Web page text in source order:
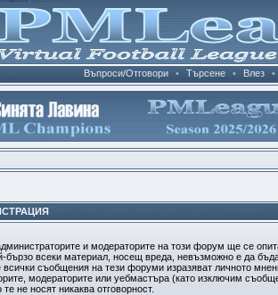
Въпроси/Отговори • Търсене • Влез •
и модераторите на този форум ще се
бързо всеки материал, носещ вреда, невъзможно е да
всички съобщения на тези форуми изразяват личното
модераторите или уебмастъра (като изключим
не носят никаква отговорност.